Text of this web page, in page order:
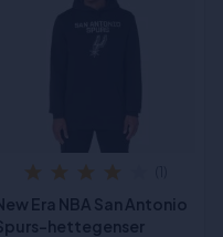
Era NBA San Antonio
hettegenser